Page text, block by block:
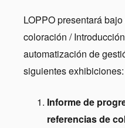
LOPPO presentará
coloración /
automatización de
siguientes exhibiciones:
Informe de
referencias de